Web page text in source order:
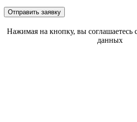
Нажимая на кнопку, вы соглашаетесь
данных